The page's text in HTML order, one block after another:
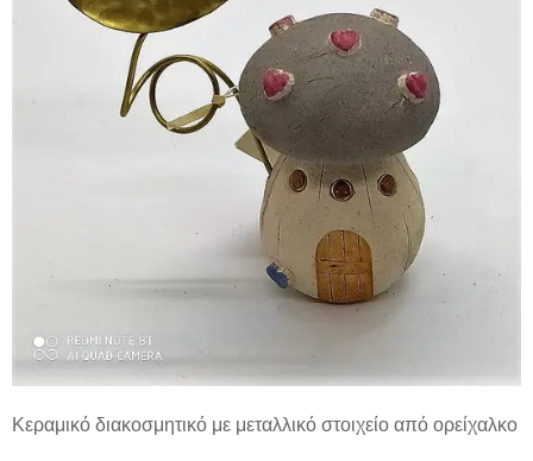
Κεραμικό διακοσμητικό με μεταλλικό στοιχείο από ορείχαλκο